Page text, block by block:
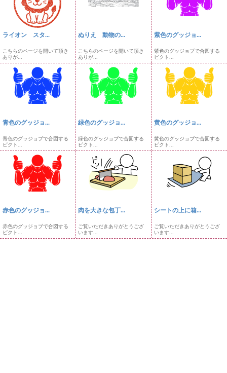
ライオン スタ...
こちらのページを開いて頂き
ありが...
ぬりえ 動物の...
こちらのページを開いて頂き
ありが...
紫色のグッジョ...
紫色のグッジョブで合図する
ピクト...
青色のグッジョ...
青色のグッジョブで合図する
ピクト...
緑色のグッジョ...
緑色のグッジョブで合図する
ピクト...
黄色のグッジョ...
黄色のグッジョブで合図する
ピクト...
赤色のグッジョ...
赤色のグッジョブで合図する
ピクト...
肉を大きな包丁...
ご覧いただきありがとうござ
います...
シートの上に箱...
ご覧いただきありがとうござ
います...